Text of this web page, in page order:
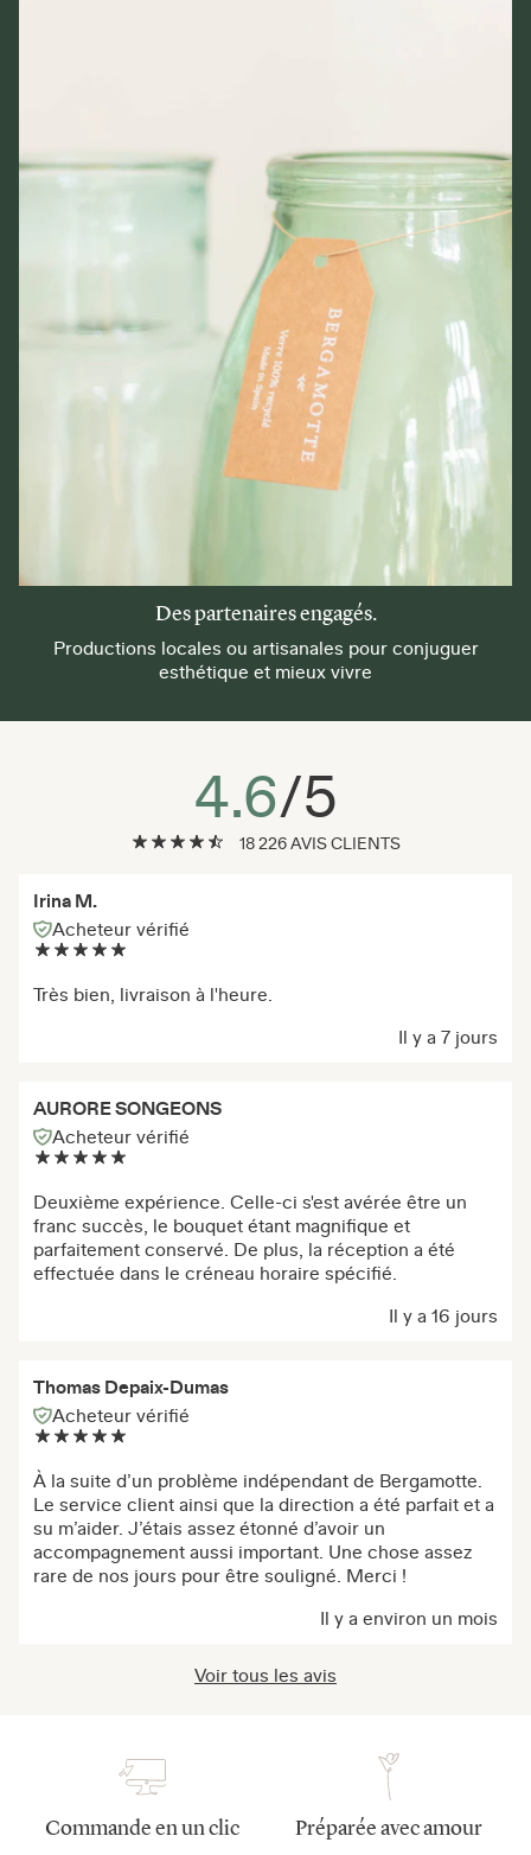
Des partenaires engagés.
Productions locales ou artisanales pour conjuguer
esthétique et mieux vivre
4.6/5
18 226 AVIS CLIENTS
Irina M.
Acheteur vérifié
Très bien, livraison à l'heure.
Il y a 7 jours
AURORE SONGEONS
Acheteur vérifié
Deuxième expérience. Celle-ci s'est avérée être un
franc succès, le bouquet étant magnifique et
parfaitement conservé. De plus, la réception a été
effectuée dans le créneau horaire spécifié.
Il y a 16 jours
Thomas Depaix-Dumas
Acheteur vérifié
À la suite d’un problème indépendant de Bergamotte.
Le service client ainsi que la direction a été parfait et a
su m’aider. J’étais assez étonné d’avoir un
accompagnement aussi important. Une chose assez
rare de nos jours pour être souligné. Merci !
Il y a environ un mois
Voir tous les avis
Commande en un clic Préparée avec amour